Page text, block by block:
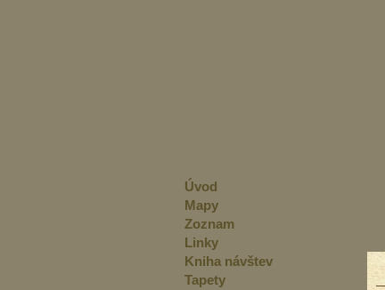
Úvod
Mapy
Zoznam
Linky
Kniha návštev
Tapety